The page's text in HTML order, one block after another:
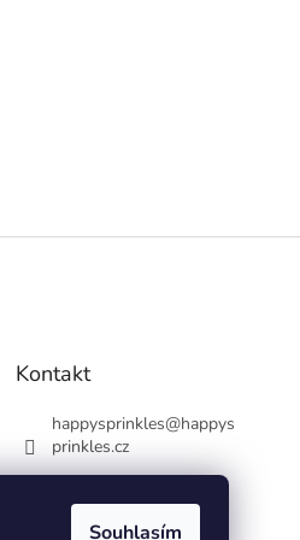
Souhlasím
Kontakt
happysprinkles@happys
prinkles.cz
+420736770446